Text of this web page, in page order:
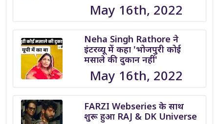
May 16th, 2022
Neha Singh Rathore ने
इंटरव्यू में कहा 'भोजपुरी कोई
मसाले की दुकान नहीं'
May 16th, 2022
FARZI Webseries के साथ
शुरू हुआ RAJ & DK Universe